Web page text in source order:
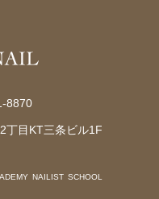
8870
丁目KT三条ビル1F
NAILIST SCHOOL